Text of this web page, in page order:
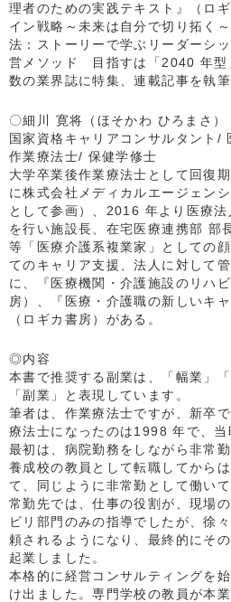
理者のための実践テキスト』（ロ
イン戦略～未来は自分で切り拓く
法：ストーリーで学ぶリーダーシ
営メソッド 目指すは「2040 年型
数の業界誌に特集、連載記事を執筆
〇細川 寛将（ほそかわ ひろまさ）
国家資格キャリアコンサルタント/
作業療法士/ 保健学修士
大学卒業後作業療法士として回復
に株式会社メディカルエージェン
として参画）、2016 年より医療
を行い施設長、在宅医療連携部 部
等「医療介護系複業家」としての
てのキャリア支援、法人に対して
に、『医療機関・介護施設のリハ
房）、『医療・介護職の新しいキ
（ロギカ書房）がある。
◎内容
本書で推奨する副業は、「幅業」
「副業」と表現しています。
筆者は、作業療法士ですが、新卒
療法士になったのは1998 年で、
最初は、病院勤務をしながら非常
養成校の教員として転職してから
て、同じように非常勤として働い
常勤先では、仕事の役割が、現場
ビリ部門のみの指導でしたが、徐
頼されるようになり、最終的にそ
起業しました。
本格的に経営コンサルティングを
け出ました。専門学校の教員が本